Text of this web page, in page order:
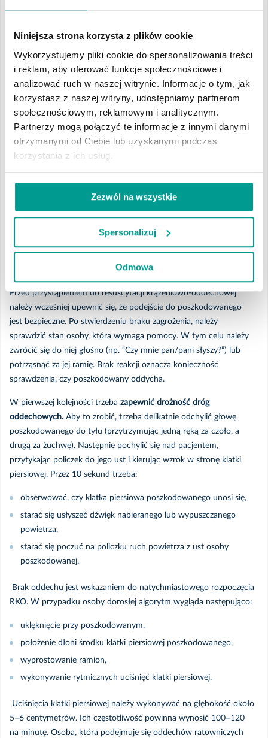
Niniejsza strona korzysta z plików cookie
Wykorzystujemy pliki cookie do spersonalizowania treści
i reklam, aby oferować funkcje społecznościowe i
analizować ruch w naszej witrynie. Informacje o tym, jak
korzystasz z naszej witryny, udostępniamy partnerom
społecznościowym, reklamowym i analitycznym.
Partnerzy mogą połączyć te informacje z innymi danymi
otrzymanymi od Ciebie lub uzyskanymi podczas
korzystania z ich usług.
Zezwól na wszystkie
Spersonalizuj
Odmowa
doznających udaru mózgu,
po zatruciach lekami.
doszło do utraty przytomności,
osoba poszkodowana nie oddycha,
Przyjmuje się, że osoba bez wykształcenia medycznego, nie musi
wystarczającą podstawą do rozpoczęcia RKO.
RKO U OSÓB DOROSŁYCH
Przed przystąpieniem do resuscytacji krążeniowo-oddechowej
należy wcześniej upewnić się, że podejście do poszkodowanego
jest bezpieczne. Po stwierdzeniu braku zagrożenia, należy
sprawdzić stan osoby, która wymaga pomocy. W tym celu należy
zwrócić się do niej głośno (np. “Czy mnie pan/pani słyszy?”) lub
potrząsnąć za jej ramię. Brak reakcji oznacza konieczność
sprawdzenia, czy poszkodowany oddycha.
W pierwszej kolejności trzeba zapewnić drożność dróg
oddechowych. Aby to zrobić, trzeba delikatnie odchylić głowę
poszkodowanego do tyłu (przytrzymując jedną ręką za czoło, a
drugą za żuchwę). Następnie pochylić się nad pacjentem,
przytykając policzek do jego ust i kierując wzrok w stronę klatki
piersiowej. Przez 10 sekund trzeba:
obserwować, czy klatka piersiowa poszkodowanego unosi się,
starać się usłyszeć dźwięk nabieranego lub wypuszczanego
powietrza,
starać się poczuć na policzku ruch powietrza z ust osoby
poszkodowanej.
Brak oddechu jest wskazaniem do natychmiastowego rozpoczęcia
RKO. W przypadku osoby dorosłej algorytm wygląda następująco:
uklęknięcie przy poszkodowanym,
położenie dłoni środku klatki piersiowej poszkodowanego,
wyprostowanie ramion,
wykonywanie rytmicznych uciśnięć klatki piersiowej.
Uciśnięcia klatki piersiowej należy wykonywać na głębokość około
5–6 centymetrów. Ich częstotliwość powinna wynosić 100–120
na minutę. Osoba, która podejmuje się oddechów ratowniczych